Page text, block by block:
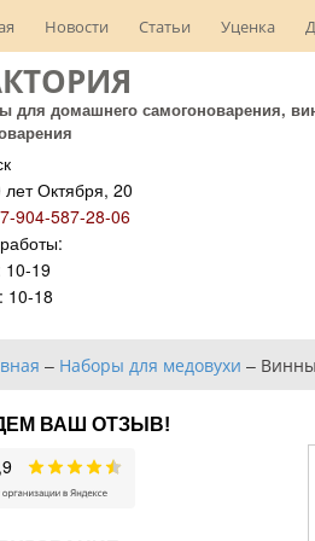
Новости Статьи Уценка
для домашнего самогоноварения,
лет Октября, 20
904-587-28-06
10-19
10-18
– Наборы для медовухи –
ВАШ ОТЗЫВ!